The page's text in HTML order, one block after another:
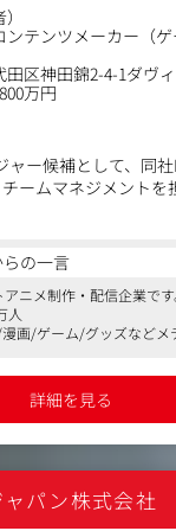
成長しており前年
ジャー職として、メ
ヤーとしてもご活躍
事業の成長の一躍を
その他会社の定める
ンテンツメーカー（
田区神田錦2-4-1ダヴ
万円
ャー候補として、同
ームマネジメントを
境です。
サイト運用をはじめ
ただきます。
ッズ/デジタルコンテ
(5名程度)
の一言
ニメ制作・配信企業です
人
画/ゲーム/グッズなどメ
詳細を見る
パン株式会社